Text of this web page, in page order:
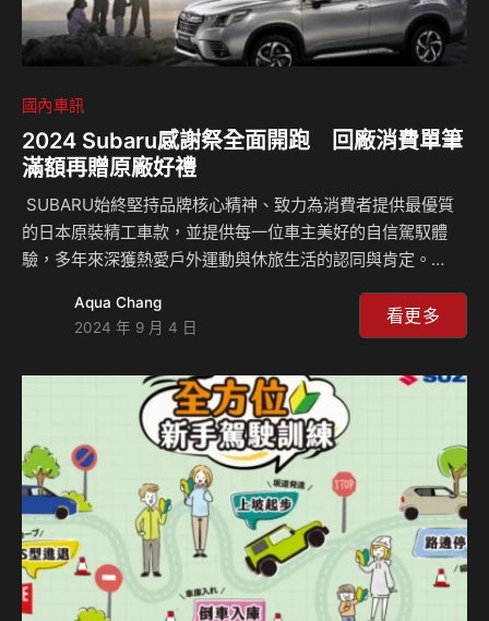
國內車訊
2024 Subaru感謝祭全面開跑 回廠消費單筆
滿額再贈原廠好禮
SUBARU始終堅持品牌核心精神、致力為消費者提供最優質
的日本原裝精工車款，並提供每一位車主美好的自信駕馭體
驗，多年來深獲熱愛戶外運動與休旅生活的認同與肯定。
持，為此自9月2日起強勢推出「2024 SUBARU感謝祭」活
動，除了為車主嚴格把關所有車況細節，更提供一系列原廠
凡於9月2日起至10月31日止活動期間預約回廠，即可享有全
方位的高效維護和底盤強化升級服務，同時暖心提供六大優惠
禮遇回饋車主們的熱情支持，回廠消費單筆滿額再加贈原廠精
品好禮等好康，SUBARU原廠的專…
Aqua Chang
2024 年 9 月 4 日
看更多